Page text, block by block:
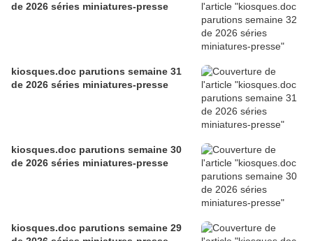
de 2026 séries miniatures-presse
kiosques.doc parutions semaine 31
de 2026 séries miniatures-presse
kiosques.doc parutions semaine 30
de 2026 séries miniatures-presse
kiosques.doc parutions semaine 29